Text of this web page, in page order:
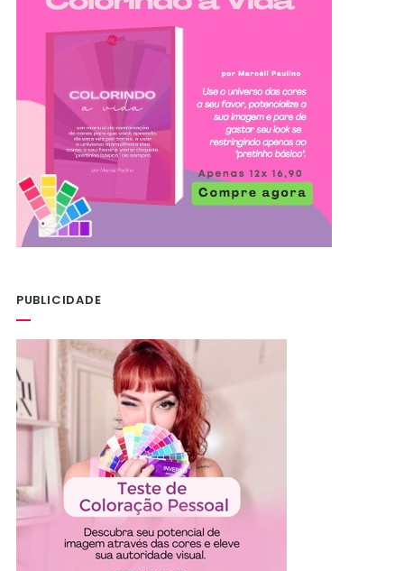
PUBLICIDADE